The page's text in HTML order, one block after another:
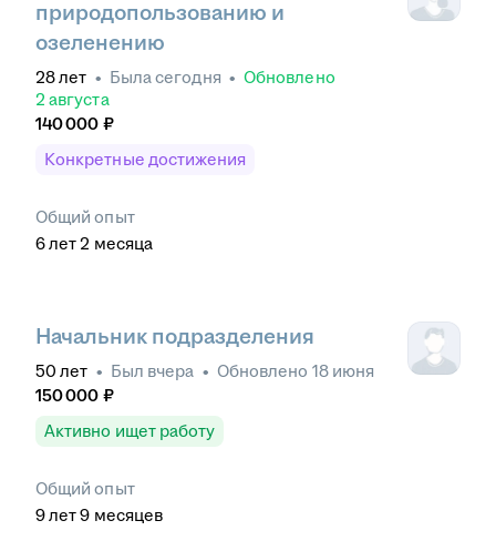
природопользованию и
озеленению
28лет • Быласегодня • Обновлено
2 августа
140 000 ₽
Конкретные достижения
Общий опыт
6лет 2 месяца
Начальник подразделения
50 лет • Был вчера • Обновлено 18 июня
150 000 ₽
Активно ищет работу
Общий опыт
9лет 9 месяцев